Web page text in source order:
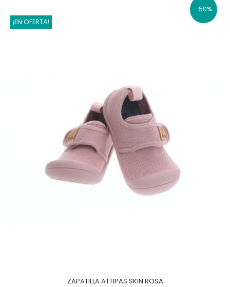
¡EN OFERTA!
-50%
ZAPATILLA ATTIPAS SKIN ROSA